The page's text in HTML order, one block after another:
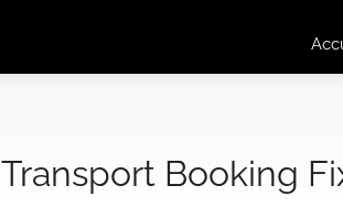
Transport Booking